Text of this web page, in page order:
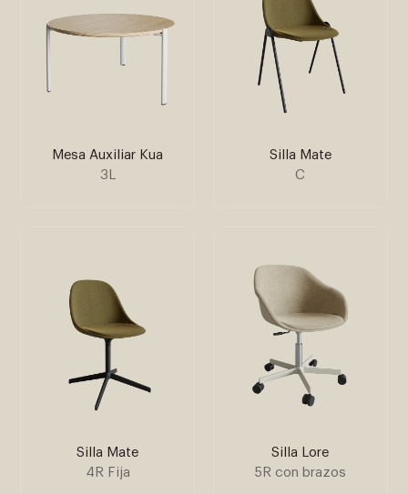
Mesa Auxiliar Kua
3L
Silla Mate
C
Silla Mate
4R Fija
Silla Lore
5R con brazos